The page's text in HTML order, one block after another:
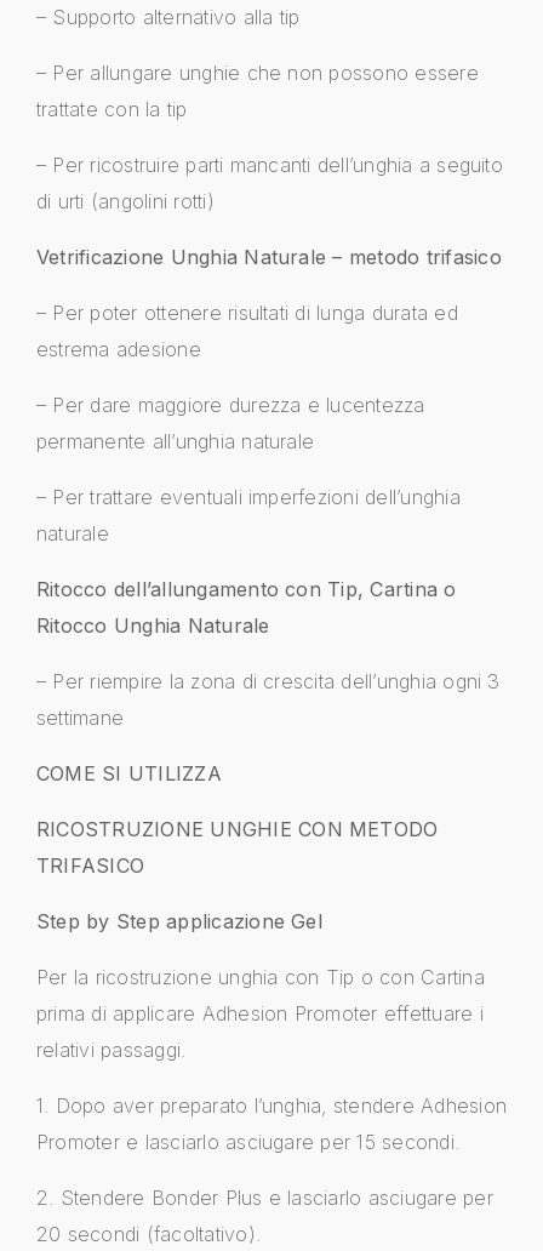
– Supporto alternativo alla tip
– Per allungare unghie che non possono essere
trattate con la tip
– Per ricostruire parti mancanti dell’unghia a seguito
di urti (angolini rotti)
Vetrificazione Unghia Naturale – metodo trifasico
– Per poter ottenere risultati di lunga durata ed
estrema adesione
– Per dare maggiore durezza e lucentezza
permanente all’unghia naturale
– Per trattare eventuali imperfezioni dell’unghia
naturale
Ritocco dell’allungamento con Tip, Cartina o
Ritocco Unghia Naturale
– Per riempire la zona di crescita dell’unghia ogni 3
settimane
COME SI UTILIZZA
RICOSTRUZIONE UNGHIE CON METODO
TRIFASICO
Step by Step applicazione Gel
Per la ricostruzione unghia con Tip o con Cartina
prima di applicare Adhesion Promoter effettuare i
relativi passaggi.
1. Dopo aver preparato l’unghia, stendere Adhesion
Promoter e lasciarlo asciugare per 15 secondi.
2. Stendere Bonder Plus e lasciarlo asciugare per
20 secondi (facoltativo).